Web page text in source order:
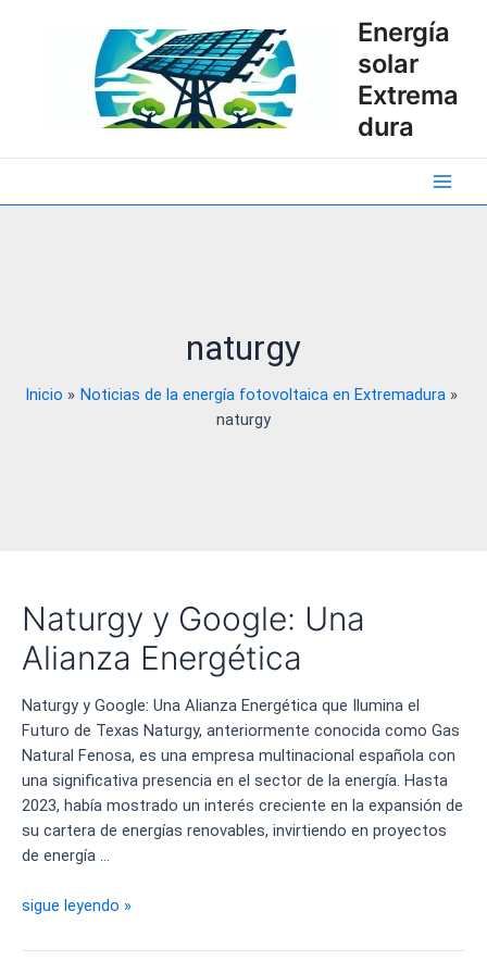
Energía
solar
Extrema
dura
Main
naturgy
Inicio
Noticias de la energía fotovoltaica en Extremadura
naturgy
Naturgy y Google: Una
Alianza Energética
Naturgy y Google: Una Alianza Energética que Ilumina el
Futuro de Texas Naturgy, anteriormente conocida como Gas
Natural Fenosa, es una empresa multinacional española con
una significativa presencia en el sector de la energía. Hasta
2023, había mostrado un interés creciente en la expansión de
su cartera de energías renovables, invirtiendo en proyectos
de energía …
Naturgy
Google:
sigue leyendo »